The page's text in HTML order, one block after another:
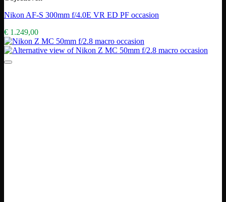
Nikon AF-S 300mm f/4.0E VR ED PF occasion
€ 1.249,00